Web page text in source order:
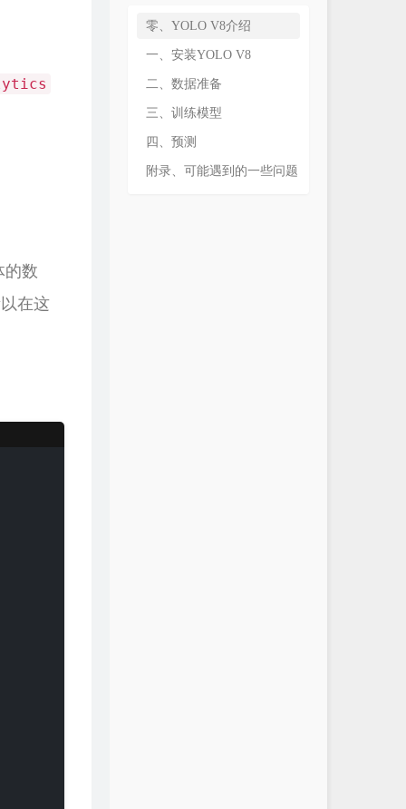
的数
在这
零、YOLO V8介绍
一、安装YOLO V8
二、数据准备
三、训练模型
四、预测
附录、可能遇到的一些问题